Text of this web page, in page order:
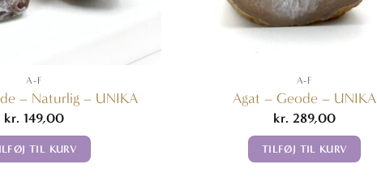
A-F
– Naturlig – UNIKA
kr. 149,00
TIL KURV
A-F
Agat – Geode – UNIKA
kr. 289,00
TILFØJ TIL KURV